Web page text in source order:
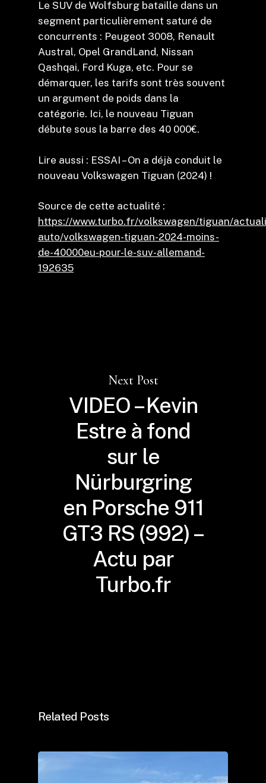
Le SUV de Wolfsburg bataille dans un
segment particulièrement saturé de
concurrents : Peugeot 3008, Renault
Austral, Opel GrandLand, Nissan
Qashqai, Ford Kuga, etc. Pour se
démarquer, les tarifs sont très souvent
un argument de poids dans la
catégorie. Ici, le nouveau Tiguan
débute sous la barre des 40 000€.
Lire aussi : ESSAI – On a déjà conduit le
nouveau Volkswagen Tiguan (2024) !
Source de cette actualité :
https://www.turbo.fr/volkswagen/tiguan/
auto/volkswagen-tiguan-2024-moins-
de-40000eu-pour-le-suv-allemand-
192635
Next Post
VIDEO – Kevin
Estre à fond
sur le
Nürburgring
en Porsche 911
GT3 RS (992) –
Actu par
Turbo.fr
Related Posts